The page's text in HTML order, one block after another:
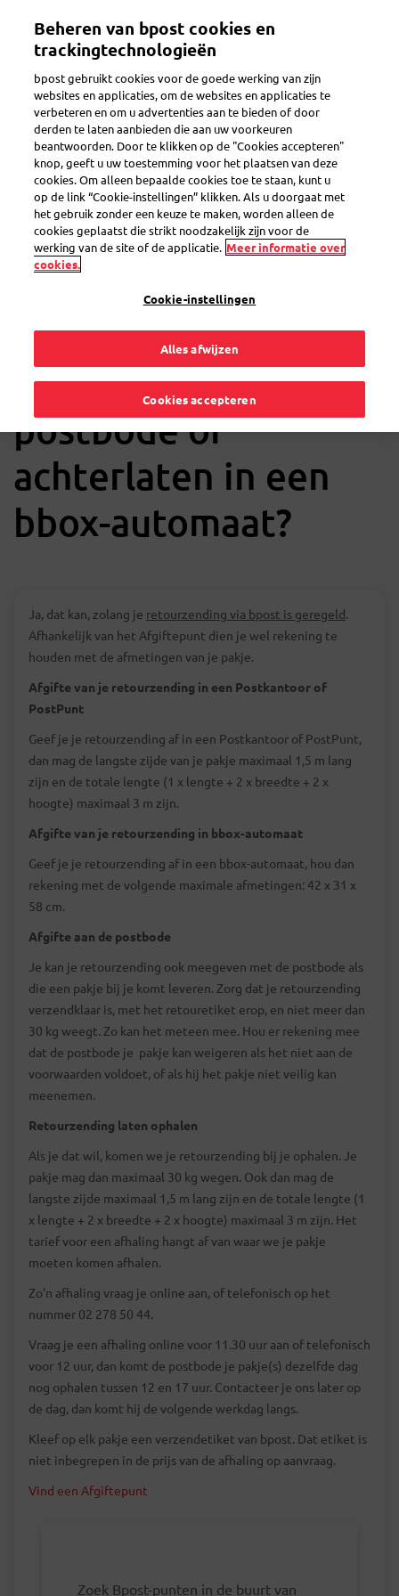
inhoud
Toggle navigation
Pakje voorbereiden
Kan ik mijn
retourzending
afgeven in een
Postkantoor of
PostPunt, aan de
postbode of
achterlaten in een
bbox-automaat?
Ja, dat kan, zolang je retourzending via bpost is geregeld.
Afhankelijk van het Afgiftepunt dien je wel rekening te
houden met de afmetingen van je pakje.
Afgifte van je retourzending in een Postkantoor of
PostPunt
Geef je je retourzending af in een Postkantoor of PostPunt,
dan mag de langste zijde van je pakje maximaal 1,5 m lang
zijn en de totale lengte (1 x lengte + 2 x breedte + 2 x
hoogte) maximaal 3 m zijn.
Afgifte van je retourzending in bbox-automaat
Geef je je retourzending af in een bbox-automaat, hou dan
rekening met de volgende maximale afmetingen: 42 x 31 x
58 cm.
Afgifte aan de postbode
Je kan je retourzending ook meegeven met de postbode als
die een pakje bij je komt leveren. Zorg dat je retourzending
verzendklaar is, met het retouretiket erop, en niet meer dan
30 kg weegt. Zo kan het meteen mee. Hou er rekening mee
dat de postbode je pakje kan weigeren als het niet aan de
voorwaarden voldoet, of als hij het pakje niet veilig kan
meenemen.
Retourzending laten ophalen
Als je dat wil, komen we je retourzending bij je ophalen. Je
pakje mag dan maximaal 30 kg wegen. Ook dan mag de
langste zijde maximaal 1,5 m lang zijn en de totale lengte (1
x lengte + 2 x breedte + 2 x hoogte) maximaal 3 m zijn. Het
tarief voor een afhaling hangt af van waar we je pakje
moeten komen afhalen.
Zo'n afhaling vraag je online aan, of telefonisch op het
nummer 02 278 50 44.
Vraag je een afhaling online voor 11.30 uur aan of telefonisch
voor 12 uur, dan komt de postbode je pakje(s) dezelfde dag
nog ophalen tussen 12 en 17 uur. Contacteer je ons later op
de dag, dan komt hij de volgende werkdag langs.
Kleef op elk pakje een verzendetiket van bpost. Dat etiket is
niet inbegrepen in de prijs van de afhaling op aanvraag.
Vind een Afgiftepunt
Zoek Bpost-punten in de buurt van
Beheren van bpost cookies en
trackingtechnologieën
bpost gebruikt cookies voor de goede werking van zijn
websites en applicaties, om de websites en applicaties te
verbeteren en om u advertenties aan te bieden of door
derden te laten aanbieden die aan uw voorkeuren
beantwoorden. Door te klikken op de "Cookies accepteren"
knop, geeft u uw toestemming voor het plaatsen van deze
cookies. Om alleen bepaalde cookies toe te staan, kunt u
op de link “Cookie-instellingen” klikken. Als u doorgaat met
het gebruik zonder een keuze te maken, worden alleen de
cookies geplaatst die strikt noodzakelijk zijn voor de
werking van de site of de applicatie. Meer informatie over
cookies.
Cookie-instellingen
Alles afwijzen
Cookies accepteren